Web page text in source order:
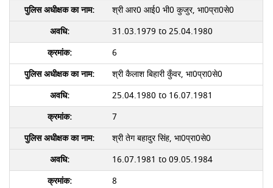
श्री आर0 आई0 भी0 कुजुर, भा0प्रा0से0
31.03.1979 to 25.04.1980
6
श्री कैलाश बिहारी कुँवर, भा0प्रा0से0
25.04.1980 to 16.07.1981
7
श्री तेग बहादुर सिंह, भा0प्रा0से0
16.07.1981 to 09.05.1984
8